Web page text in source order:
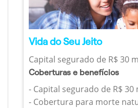
Vida do Seu Jeito
Capital segurado de R$ 30
Coberturas e benefícios
- Capital segurado de R$ 30
- Cobertura para morte